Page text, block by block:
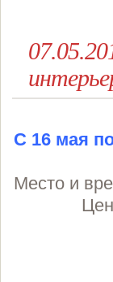
С 16 мая
Место и